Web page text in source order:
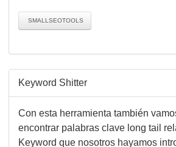
SMALLSEOTOOLS
Keyword Shitter
Con esta herramienta también
encontrar palabras clave long tail
Keyword que nosotros hayamos